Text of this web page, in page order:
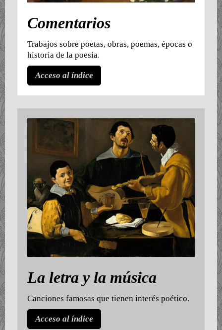
Comentarios
Trabajos sobre poetas, obras, poemas, épocas o
historia de la poesía.
Acceso al índice
La letra y la música
Canciones famosas que tienen interés poético.
Acceso al índice